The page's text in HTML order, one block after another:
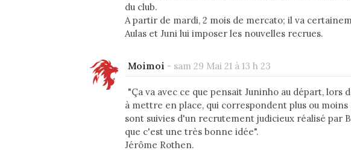
du club.
A partir de mardi, 2 mois de mercato; il va
Aulas et Juni lui imposer les nouvelles recrues.
Moimoi - sam 29 Mai 21 à 13 h 23
"Ça va avec ce que pensait Juninho au départ, lors
à mettre en place, qui correspondent plus ou moins
sont suivies d'un recrutement judicieux réalisé par
que c'est une très bonne idée".
Jérôme Rothen.